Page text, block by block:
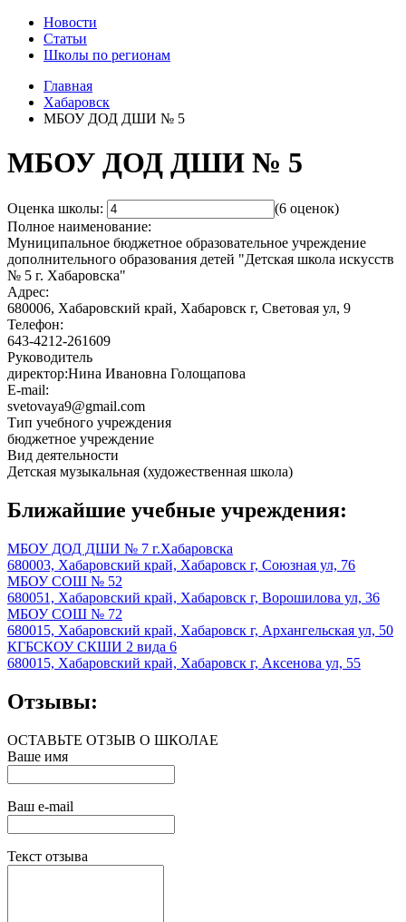
Новости
Статьи
Школы по регионам
Главная
Хабаровск
МБОУ ДОД ДШИ № 5
МБОУ ДОД ДШИ № 5
Оценка школы:
(6 оценок)
Полное наименование:
Муниципальное бюджетное образовательное учреждение
дополнительного образования детей "Детская школа искусств
№ 5 г. Хабаровска"
Адрес:
680006, Хабаровский край, Хабаровск г, Световая ул, 9
Телефон:
643-4212-261609
Руководитель
директор:Нина Ивановна Голощапова
E-mail:
svetovaya9@gmail.com
Тип учебного учреждения
бюджетное учреждение
Вид деятельности
Детская музыкальная (художественная школа)
Ближайшие учебные учреждения:
МБОУ ДОД ДШИ № 7 г.Хабаровска
680003, Хабаровский край, Хабаровск г, Союзная ул, 76
МБОУ СОШ № 52
680051, Хабаровский край, Хабаровск г, Ворошилова ул, 36
МБОУ СОШ № 72
680015, Хабаровский край, Хабаровск г, Архангельская ул, 50
КГБСКОУ СКШИ 2 вида 6
680015, Хабаровский край, Хабаровск г, Аксенова ул, 55
Отзывы:
ОСТАВЬТЕ ОТЗЫВ О ШКОЛАЕ
Ваше имя
Ваш e-mail
Текст отзыва